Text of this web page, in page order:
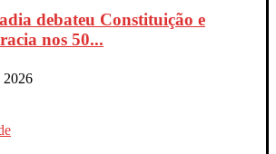
debateu Constituição e
nos 50...
2026